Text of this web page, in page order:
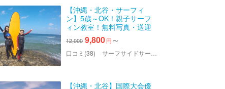
【沖縄・北谷・サーフィ
ン】5歳～OK！親子サーフ
ィン教室！無料写真・送迎
サービスあり
12,000 9,800円 〜
口コミ(38) サーフサイドサービス ハイサイ
【沖縄・北谷】国際大会優